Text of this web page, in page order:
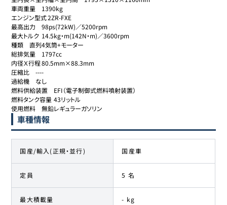
車両重量	1390kg
エンジン型式	2ZR-FXE
最高出力	98ps(72kW)／5200rpm
最大トルク	14.5kg・m(142N・m)／3600rpm
種類	直列4気筒+モーター
総排気量	1797cc
内径Ｘ行程	80.5mm×88.3mm
圧縮比	----
過給機	なし
燃料供給装置	EFI（電子制御式燃料噴射装置）
燃料タンク容量	43リットル
使用燃料	無鉛レギュラーガソリン
車種情報
国産/輸入(正規・並行) 国産車
定員 5 名
最大積載量 - kg